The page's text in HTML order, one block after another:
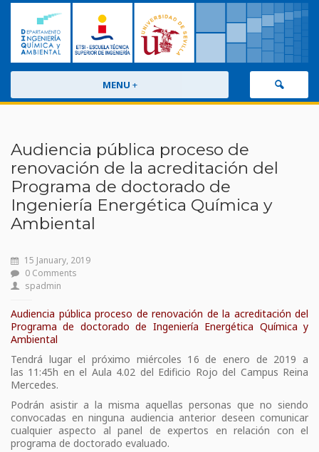
MENU +
Audiencia pública proceso de
renovación de la acreditación del
Programa de doctorado de
Ingeniería Energética Química y
Ambiental
15 January, 2019
0 Comments
spadmin
Audiencia pública proceso de renovación de la acreditación del
Programa de doctorado de Ingeniería Energética Química y
Ambiental
Tendrá lugar el próximo miércoles 16 de enero de 2019 a
las 11:45h en el Aula 4.02 del Edificio Rojo del Campus Reina
Mercedes.
Podrán asistir a la misma aquellas personas que no siendo
convocadas en ninguna audiencia anterior deseen comunicar
cualquier aspecto al panel de expertos en relación con el
programa de doctorado evaluado.